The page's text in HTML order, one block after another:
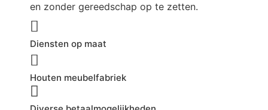
en zonder gereedschap op te zetten.
Diensten op maat
Houten meubelfabriek